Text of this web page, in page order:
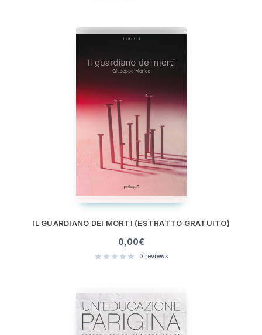
IL GUARDIANO DEI MORTI (ESTRATTO GRATUITO)
0,00€
0 reviews